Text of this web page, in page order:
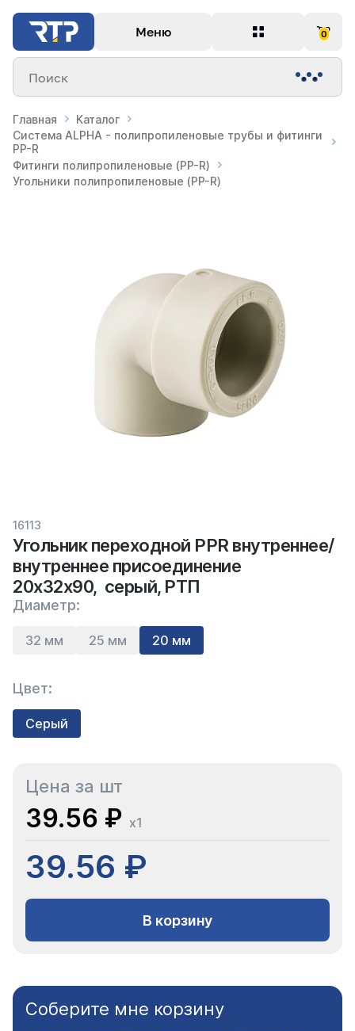
Меню 0
Поиск
Главная
Каталог
Система ALPHA - полипропиленовые трубы и фитинги
PP-R
Фитинги полипропиленовые (PP-R)
Угольники полипропиленовые (PP-R)
16113
Угольник переходной PPR внутреннее/
внутреннее присоединение
20х32х90, серый, РТП
Диаметр:
32 мм 25 мм 20 мм
Цвет:
Серый
Цена за шт
39.56 ₽ x1
39.56 ₽
В корзину
Соберите мне корзину